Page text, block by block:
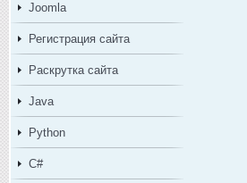
Joomla
Регистрация сайта
Раскрутка сайта
Java
Python
C#